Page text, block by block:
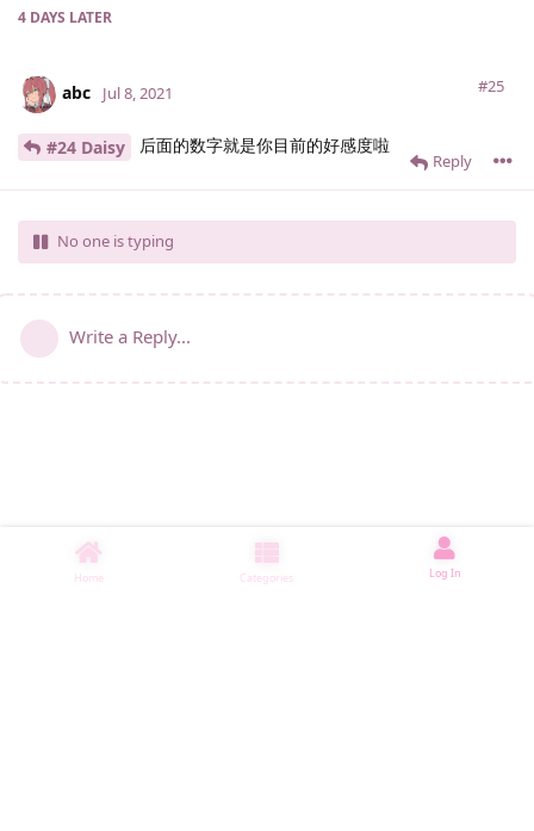
4 DAYS LATER
abc #25
Jul 8, 2021
#24 Daisy 后面的数字就是你目前的好感度啦
Reply
No one is typing
Write a Reply...
Home Categories Log In